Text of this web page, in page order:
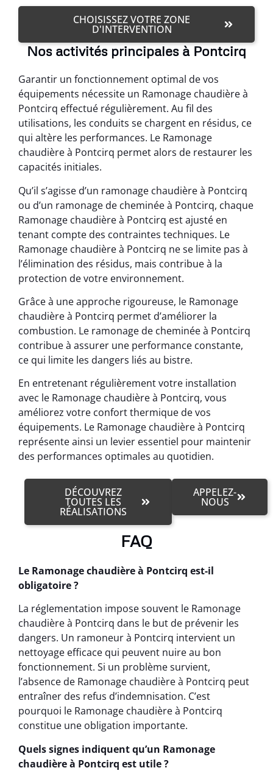
CHOISISSEZ VOTRE ZONE
D'INTERVENTION
Nos activités principales à Pontcirq
Garantir un fonctionnement optimal de vos
équipements nécessite un Ramonage chaudière à
Pontcirq effectué régulièrement. Au fil des
utilisations, les conduits se chargent en résidus, ce
qui altère les performances. Le Ramonage
chaudière à Pontcirq permet alors de restaurer les
capacités initiales.
Qu’il s’agisse d’un ramonage chaudière à Pontcirq
ou d’un ramonage de cheminée à Pontcirq, chaque
Ramonage chaudière à Pontcirq est ajusté en
tenant compte des contraintes techniques. Le
Ramonage chaudière à Pontcirq ne se limite pas à
l’élimination des résidus, mais contribue à la
protection de votre environnement.
Grâce à une approche rigoureuse, le Ramonage
chaudière à Pontcirq permet d’améliorer la
combustion. Le ramonage de cheminée à Pontcirq
contribue à assurer une performance constante,
ce qui limite les dangers liés au bistre.
En entretenant régulièrement votre installation
avec le Ramonage chaudière à Pontcirq, vous
améliorez votre confort thermique de vos
équipements. Le Ramonage chaudière à Pontcirq
représente ainsi un levier essentiel pour maintenir
des performances optimales au quotidien.
DÉCOUVREZ
TOUTES LES
RÉALISATIONS
APPELEZ-
NOUS
FAQ
Le Ramonage chaudière à Pontcirq est-il
obligatoire ?
La réglementation impose souvent le Ramonage
chaudière à Pontcirq dans le but de prévenir les
dangers. Un ramoneur à Pontcirq intervient un
nettoyage efficace qui peuvent nuire au bon
fonctionnement. Si un problème survient,
l’absence de Ramonage chaudière à Pontcirq peut
entraîner des refus d’indemnisation. C’est
pourquoi le Ramonage chaudière à Pontcirq
constitue une obligation importante.
Quels signes indiquent qu’un Ramonage
chaudière à Pontcirq est utile ?